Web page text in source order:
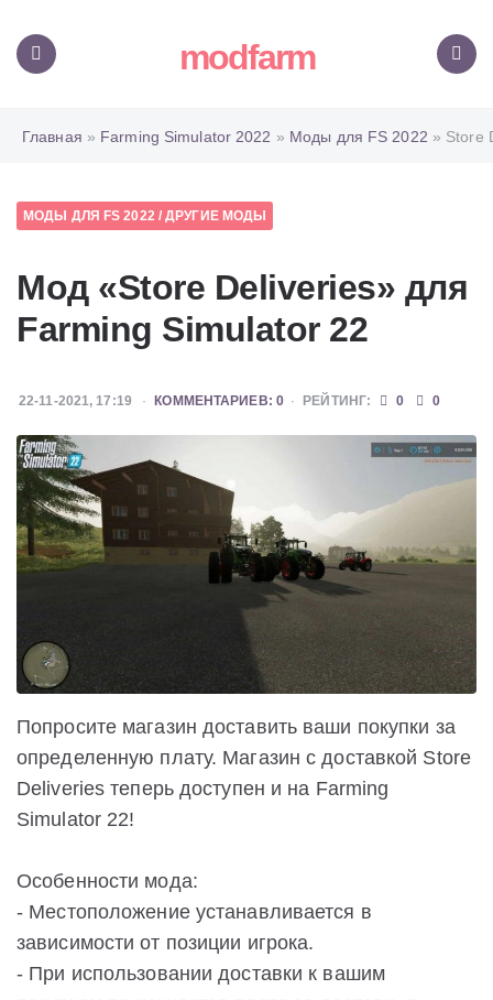
modfarm
Главная » Farming Simulator 2022 » Моды для FS 2022 » Store
МОДЫ ДЛЯ FS 2022/ДРУГИЕ МОДЫ
Мод «Store Deliveries» для
Farming Simulator 22
22-11-2021, 17:19 КОММЕНТАРИЕВ: 0 РЕЙТИНГ: 0 0
Попросите магазин доставить ваши покупки за
определенную плату. Магазин с доставкой Store
Deliveries теперь доступен и на Farming
Simulator 22!
Особенности мода:
- Местоположение устанавливается в
зависимости от позиции игрока.
- При использовании доставки к вашим